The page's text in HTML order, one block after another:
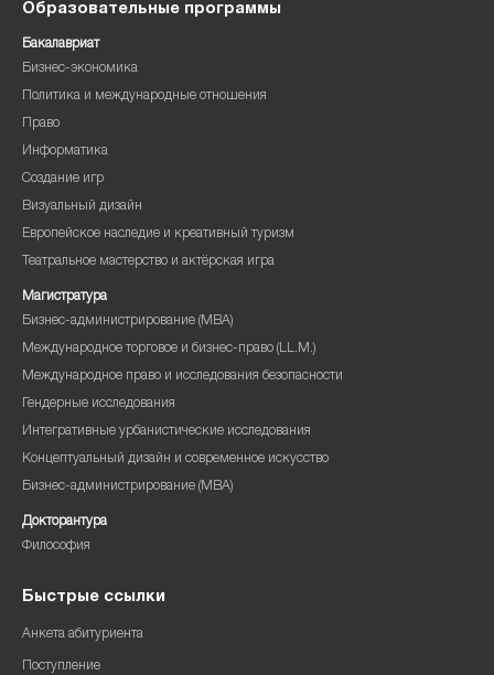
Образовательные программы
Бакалавриат
Бизнес-экономика
Политика и международные отношения
Право
Информатика
Создание игр
Визуальный дизайн
Европейское наследие и креативный туризм
Театральное мастерство и актёрская игра
Магистратура
Бизнес-администрирование (MBA)
Международное торговое и бизнес-право (LL.M.)
Международное право и исследования безопасности
Гендерные исследования
Интегративные урбанистические исследования
Концептуальный дизайн и современное искусство
Бизнес-администрирование (MBA)
Докторантура
Философия
Быстрые ссылки
Анкета абитуриента
Поступление